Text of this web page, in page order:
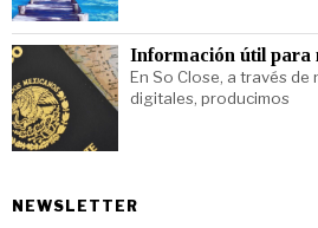
Información útil para
En So Close, a través
digitales, producimos
NEWSLETTER